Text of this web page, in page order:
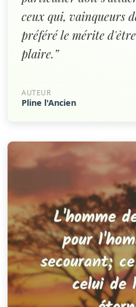
ceux qui, vainqueurs
préféré le mérite
plaire.”
AUTEUR
Pline l'Ancien